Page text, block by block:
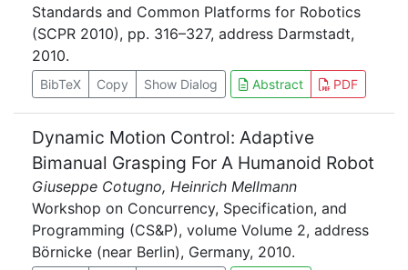
Standards and Common Platforms for Robotics
(SCPR 2010), pp. 316–327, address Darmstadt,
2010.
BibTeX Copy Show Dialog Abstract PDF
Dynamic Motion Control: Adaptive
Bimanual Grasping For A Humanoid Robot
Giuseppe Cotugno, Heinrich Mellmann
Workshop on Concurrency, Specification, and
Programming (CS&P), volume Volume 2, address
Börnicke (near Berlin), Germany, 2010.